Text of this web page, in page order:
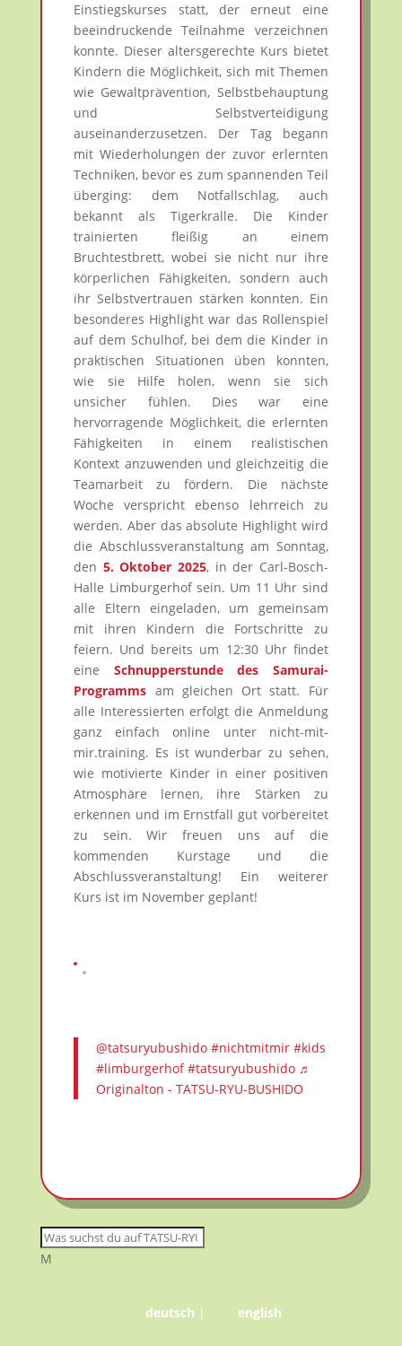
Einstiegskurses statt, der erneut eine
beeindruckende Teilnahme verzeichnen
konnte. Dieser altersgerechte Kurs bietet
Kindern die Möglichkeit, sich mit Themen
wie Gewaltprävention, Selbstbehauptung
und Selbstverteidigung
auseinanderzusetzen. Der Tag begann
mit Wiederholungen der zuvor erlernten
Techniken, bevor es zum spannenden Teil
überging: dem Notfallschlag, auch
bekannt als Tigerkralle. Die Kinder
trainierten fleißig an einem
Bruchtestbrett, wobei sie nicht nur ihre
körperlichen Fähigkeiten, sondern auch
ihr Selbstvertrauen stärken konnten. Ein
besonderes Highlight war das Rollenspiel
auf dem Schulhof, bei dem die Kinder in
praktischen Situationen üben konnten,
wie sie Hilfe holen, wenn sie sich
unsicher fühlen. Dies war eine
hervorragende Möglichkeit, die erlernten
Fähigkeiten in einem realistischen
Kontext anzuwenden und gleichzeitig die
Teamarbeit zu fördern. Die nächste
Woche verspricht ebenso lehrreich zu
werden. Aber das absolute Highlight wird
die Abschlussveranstaltung am Sonntag,
den 5. Oktober 2025, in der Carl-Bosch-
Halle Limburgerhof sein. Um 11 Uhr sind
alle Eltern eingeladen, um gemeinsam
mit ihren Kindern die Fortschritte zu
feiern. Und bereits um 12:30 Uhr findet
eine Schnupperstunde des Samurai-
Programms am gleichen Ort statt. Für
alle Interessierten erfolgt die Anmeldung
ganz einfach online unter nicht-mit-
mir.training. Es ist wunderbar zu sehen,
wie motivierte Kinder in einer positiven
Atmosphäre lernen, ihre Stärken zu
erkennen und im Ernstfall gut vorbereitet
zu sein. Wir freuen uns auf die
kommenden Kurstage und die
Abschlussveranstaltung! Ein weiterer
Kurs ist im November geplant!
@tatsuryubushido #nichtmitmir #kids
#limburgerhof #tatsuryubushido ♬
Originalton - TATSU-RYU-BUSHIDO
M
deutsch | english